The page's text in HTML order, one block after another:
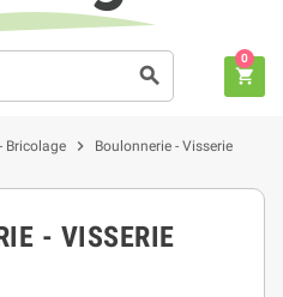
search shopping_cart
0
Bricolage chevron_right Boulonnerie - Visserie
- VISSERIE